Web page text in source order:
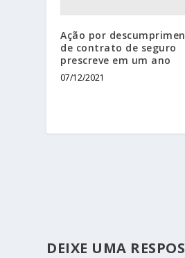
Ação por
de contrato de seguro
prescreve em um ano
07/12/2021
DEIXE UMA